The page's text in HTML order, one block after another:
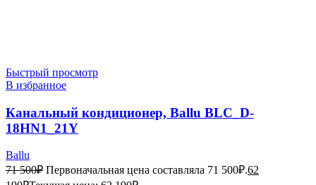
Быстрый просмотр
В избранное
Канальный кондиционер, Ballu BLC_D-
18HN1_21Y
Ballu
71 500₽ Первоначальная цена составляла 71 500₽.62